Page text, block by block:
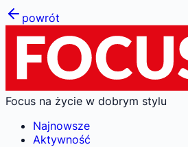
powrót
Focus na życie w dobrym stylu
Najnowsze
Aktywność